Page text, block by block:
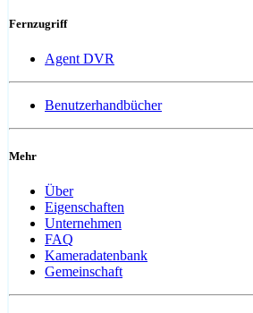
Fernzugriff
Agent DVR
Benutzerhandbücher
Mehr
Über
Eigenschaften
Unternehmen
FAQ
Kameradatenbank
Gemeinschaft